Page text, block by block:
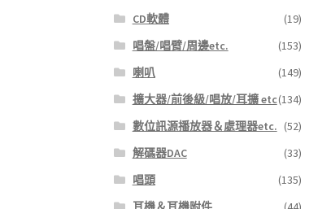
CD軟體
(19)
唱盤/唱臂/周邊etc.
(153)
喇叭
(149)
擴大器/前後級/唱放/耳擴 etc(134)
數位訊源播放器＆處理器etc. (52)
解碼器DAC
(33)
唱頭
(135)